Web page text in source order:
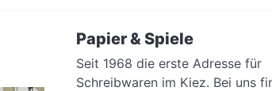
Papier & Spiele
Seit 1968 die erste Adresse für
Schreibwaren im Kiez. Bei uns